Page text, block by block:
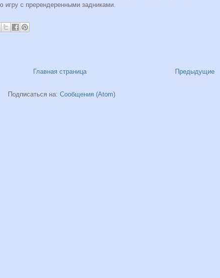
с пререндеренными задниками.
Предыдущие
Главная страница
Подписаться на: Сообщения (Atom)